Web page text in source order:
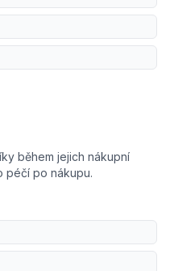
během jejich nákupní
péčí po nákupu.